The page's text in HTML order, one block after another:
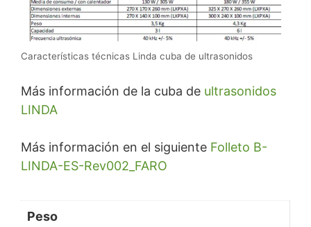
Características técnicas Linda cuba de ultrasonidos
Más información de la cuba de ultrasonidos
LINDA
Más información en el siguiente Folleto B-
LINDA-ES-Rev002_FARO
Peso